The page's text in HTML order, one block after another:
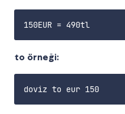
to örneği: